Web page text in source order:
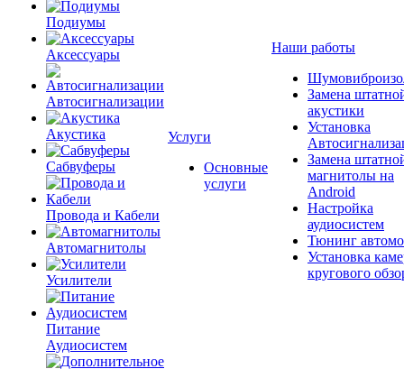
Подиумы
Аксессуары
Автосигнализации
Акустика
Сабвуферы
Провода и Кабели
Автомагнитолы
Усилители
Питание
Аудиосистем
Услуги
Основные
услуги
Наши работы
Замена
акустики
Установка
Замена
магнитолы на
Android
Настройка
аудиосистем
Тюнинг
Установка
кругового